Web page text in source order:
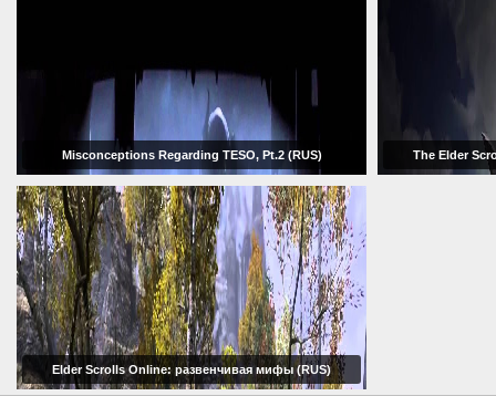
Misconceptions Regarding TESO, Pt.2 (RUS) The Elder
Elder Scrolls Online: развенчивая мифы (RUS)